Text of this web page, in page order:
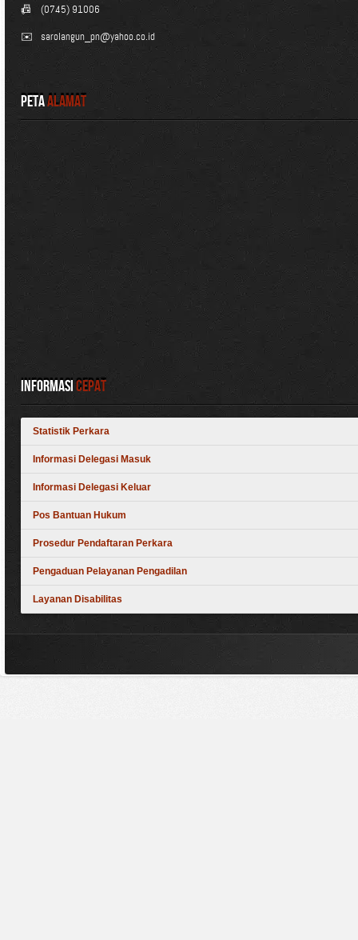
📠
(0745) 91006
✉️
sarolangun_pn@yahoo.co.id
PetaAlamat
InformasiCepat
Statistik Perkara
Informasi Delegasi Masuk
Informasi Delegasi Keluar
Pos Bantuan Hukum
Prosedur Pendaftaran Perkara
Pengaduan Pelayanan Pengadilan
Layanan Disabilitas